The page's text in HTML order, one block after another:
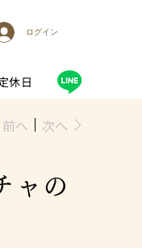
休日
ログイン
前へ 次へ
の